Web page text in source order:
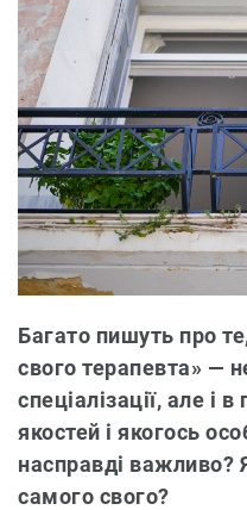
Багато пишуть про
свого терапевта» —
спеціалізації, але і
якостей і якогось
насправді важливо?
самого свого?